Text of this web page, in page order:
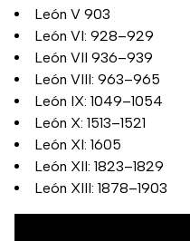
León V 903
León VI: 928–929
León VII 936–939
León VIII: 963–965
León IX: 1049–1054
León X: 1513–1521
León XI: 1605
León XII: 1823–1829
León XIII: 1878–1903